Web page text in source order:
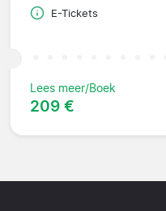
E-Tickets
Lees meer/Boek
209 €